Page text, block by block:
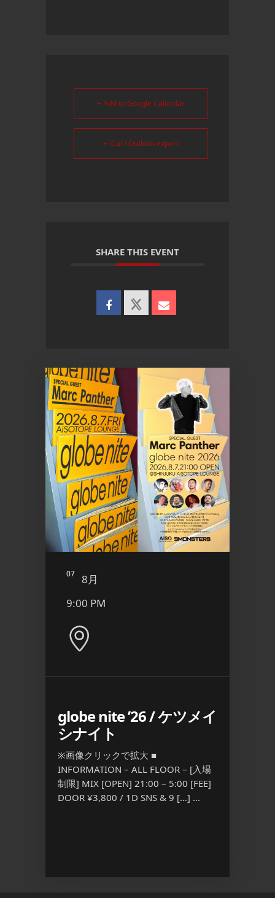
+ Add to Google Calendar
+ iCal / Outlook export
SHARE THIS EVENT
07
8月
9:00 PM
globe nite ’26 / ケツメイ
シナイト
※画像クリックで拡大 ■
INFORMATION – ALL FLOOR – [入場
制限] MIX [OPEN] 21:00 – 5:00 [FEE]
DOOR ¥3,800 / 1D SNS & 9 […] ...